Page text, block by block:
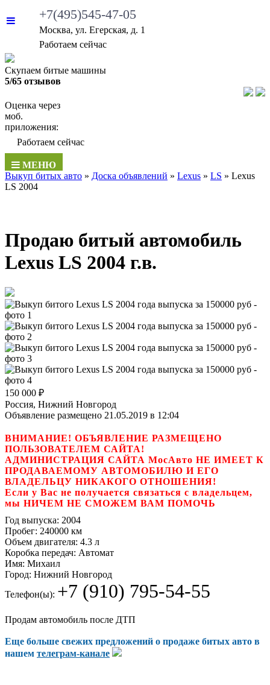
+7(495)545-47-05
Москва, ул. Егерская, д. 1
Работаем сейчас
Скупаем битые машины
5/65 отзывов
Оценка через
моб.
приложения:
Работаем сейчас
МЕНЮ
Выкуп битых авто » Доска объявлений » Lexus » LS » Lexus
LS 2004
Продаю битый автомобиль
Lexus LS 2004 г.в.
150 000 ₽
Россия, Нижний Новгород
Объявление размещено 21.05.2019 в 12:04
ВНИМАНИЕ! ОБЪЯВЛЕНИЕ РАЗМЕЩЕНО
ПОЛЬЗОВАТЕЛЕМ САЙТА!
АДМИНИСТРАЦИЯ САЙТА МосАвто НЕ ИМЕЕТ К
ПРОДАВАЕМОМУ АВТОМОБИЛЮ И ЕГО
ВЛАДЕЛЬЦУ НИКАКОГО ОТНОШЕНИЯ!
Если у Вас не получается связаться с владельцем,
мы НИЧЕМ НЕ СМОЖЕМ ВАМ ПОМОЧЬ
Год выпуска: 2004
Пробег: 240000 км
Объем двигателя: 4.3 л
Коробка передач: Автомат
Имя: Михаил
Город: Нижний Новгород
Телефон(ы): +7 (910) 795-54-55
Продам автомобиль после ДТП
Еще больше свежих предложений о продаже битых авто в
нашем телеграм-канале